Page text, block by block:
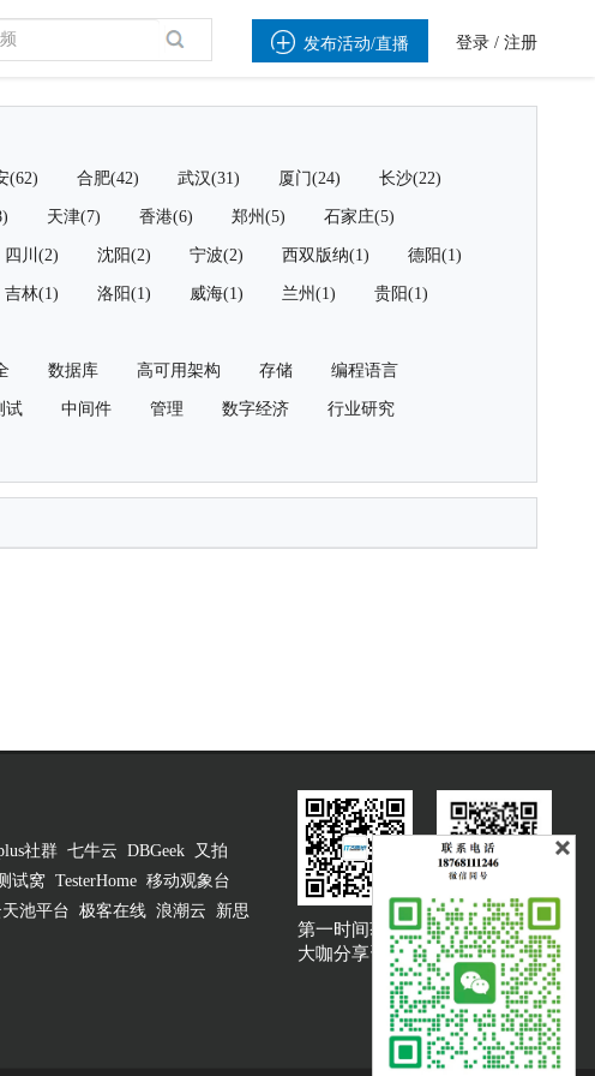
 发布活动/直播 登录 / 注册
(62) 合肥(42) 武汉(31) 厦门(24) 长沙(22)
天津(7) 香港(6) 郑州(5) 石家庄(5)
四川(2) 沈阳(2) 宁波(2) 西双版纳(1) 德阳(1)
吉林(1) 洛阳(1) 威海(1) 兰州(1) 贵阳(1)
数据库 高可用架构 存储 编程语言
试 中间件 管理 数字经济 行业研究
社群 七牛云 DBGeek
又拍
试窝 TesterHome 移动观象台
池平台 极客在线 浪潮云
新思
第一时间获取
大咖分享资讯
大咖说吐槽客服